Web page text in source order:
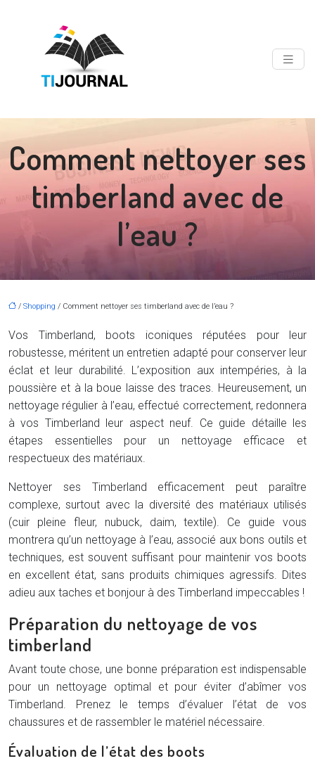
Comment nettoyer ses
timberland avec de
l’eau ?
/ Shopping / Comment nettoyer ses timberland avec de l’eau ?
Vos Timberland, boots iconiques réputées pour leur
robustesse, méritent un entretien adapté pour conserver leur
éclat et leur durabilité. L’exposition aux intempéries, à la
poussière et à la boue laisse des traces. Heureusement, un
nettoyage régulier à l’eau, effectué correctement, redonnera
à vos Timberland leur aspect neuf. Ce guide détaille les
étapes essentielles pour un nettoyage efficace et
respectueux des matériaux.
Nettoyer ses Timberland efficacement peut paraître
complexe, surtout avec la diversité des matériaux utilisés
(cuir pleine fleur, nubuck, daim, textile). Ce guide vous
montrera qu’un nettoyage à l’eau, associé aux bons outils et
techniques, est souvent suffisant pour maintenir vos boots
en excellent état, sans produits chimiques agressifs. Dites
adieu aux taches et bonjour à des Timberland impeccables !
Préparation du nettoyage de vos
timberland
Avant toute chose, une bonne préparation est indispensable
pour un nettoyage optimal et pour éviter d’abîmer vos
Timberland. Prenez le temps d’évaluer l’état de vos
chaussures et de rassembler le matériel nécessaire.
Évaluation de l’état des boots